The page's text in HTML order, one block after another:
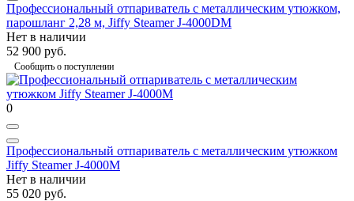
Профессиональный отпариватель с металлическим утюжком,
парошланг 2,28 м, Jiffy Steamer J-4000DM
Нет в наличии
52 900 руб.
Сообщить о поступлении
0
Профессиональный отпариватель с металлическим утюжком
Jiffy Steamer J-4000M
Нет в наличии
55 020 руб.